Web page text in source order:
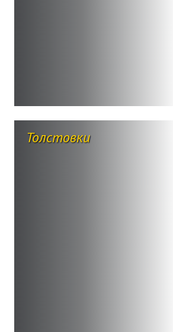
Толстовки